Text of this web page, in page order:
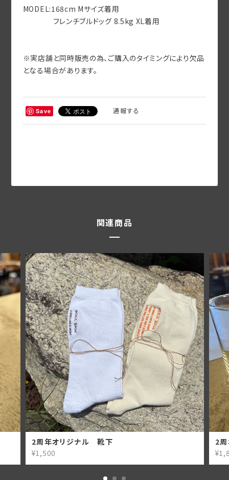
MODEL:168cm Mサイズ着用
フレンチブルドッグ 8.5kg XL着用
※実店舗と同時販売の為、ご購入のタイミングにより欠品
となる場合があります。
Save 通報する
関連商品
2周年オリジナル 靴下
¥1,500
2